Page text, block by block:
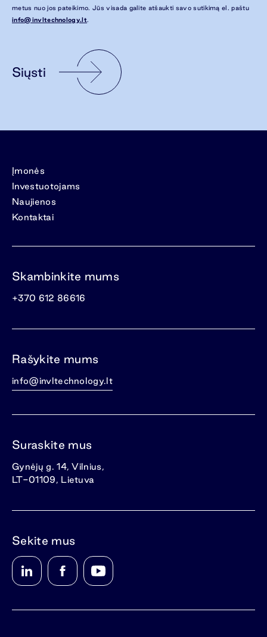
metus nuo jos pateikimo. Jūs visada galite atšaukti savo sutikimą el. paštu
info@invltechnology.lt.
Siųsti
Įmonės
Investuotojams
Naujienos
Kontaktai
Skambinkite mums
+370 612 86616
Rašykite mums
info@invltechnology.lt
Suraskite mus
Gynėjų g. 14, Vilnius,
LT-01109, Lietuva
Sekite mus